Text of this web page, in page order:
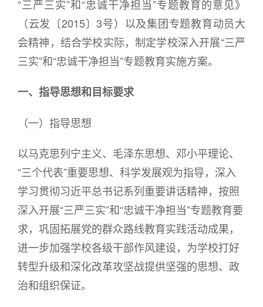
“三严三实”和“忠诚干净担当”专题教育的意见》
（云发〔2015〕3号）以及集团专题教育动员大
会精神，结合学校实际，制定学校深入开展“三严
三实”和“忠诚干净担当”专题教育实施方案。
一、指导思想和目标要求
（一）指导思想
以马克思列宁主义、毛泽东思想、邓小平理论、
“三个代表”重要思想、科学发展观为指导，深入
学习贯彻习近平总书记系列重要讲话精神，按照
深入开展“三严三实”和“忠诚干净担当”专题教育要
求，巩固拓展党的群众路线教育实践活动成果，
进一步加强学校各级干部作风建设，为学校打好
转型升级和深化改革攻坚战提供坚强的思想、政
治和组织保证。